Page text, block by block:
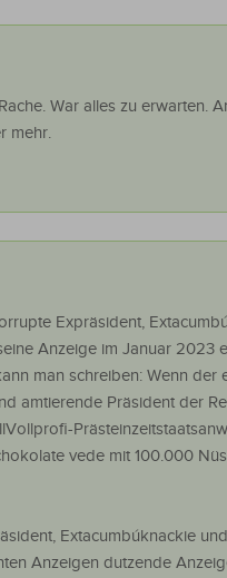
War alles zu erwarten.
mehr.
Expräsident,
Anzeige im Januar 2023
man schreiben: Wenn der
amtierende Präsident der
vede mit 100.000
Extacumbúknackie
Anzeigen dutzende